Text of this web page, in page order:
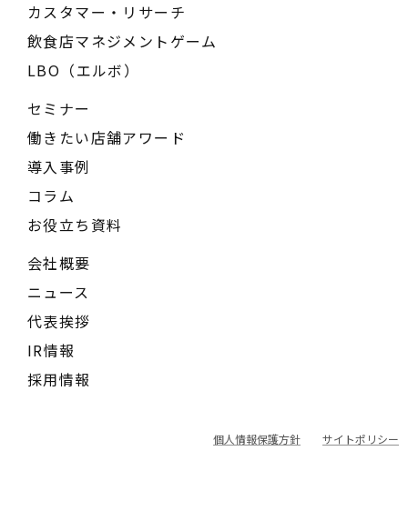
カスタマー・リサーチ
飲食店マネジメントゲーム
LBO（エルボ）
セミナー
働きたい店舗アワード
導入事例
コラム
お役立ち資料
会社概要
ニュース
代表挨拶
IR情報
採用情報
個人情報保護方針 サイトポリシー